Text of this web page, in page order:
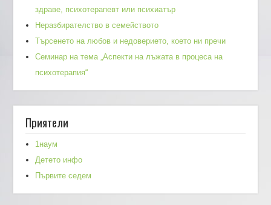
здраве, психотерапевт или психиатър
Неразбирателство в семейството
Търсенето на любов и недоверието, което ни пречи
Семинар на тема „Аспекти на лъжата в процеса на
психотерапия“
Приятели
1наум
Детето инфо
Първите седем